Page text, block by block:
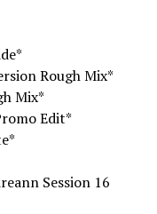
Rough Mix*
Mix*
Edit*
Session 16